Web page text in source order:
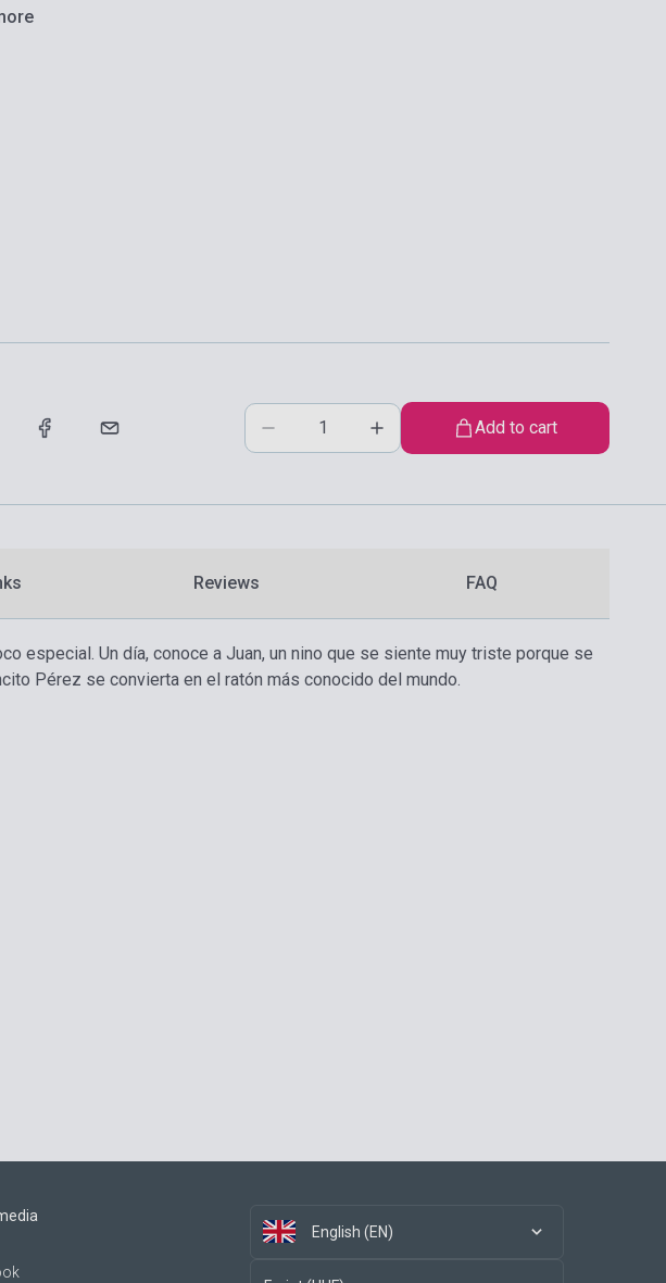
Add to cart
Reviews FAQ
especial. Un día, conoce a Juan, un nino que se siente muy triste porque se
Pérez se convierta en el ratón más conocido del mundo.
English (EN)